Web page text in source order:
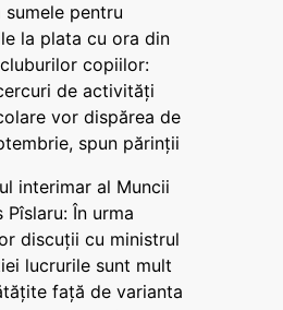
sumele pentru
la plata cu ora din
copiilor:
de activități
vor dispărea de
spun părinții
interimar al Muncii
Pîslaru: În urma
discuții cu ministrul
lucrurile sunt mult
față de varianta